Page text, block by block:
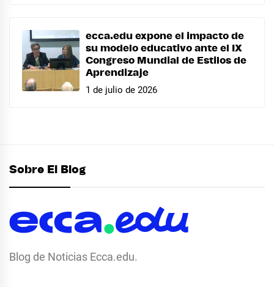
ecca.edu expone el impacto de
su modelo educativo ante el IX
Congreso Mundial de Estilos de
Aprendizaje
1 de julio de 2026
Sobre El Blog
Blog de Noticias Ecca.edu.